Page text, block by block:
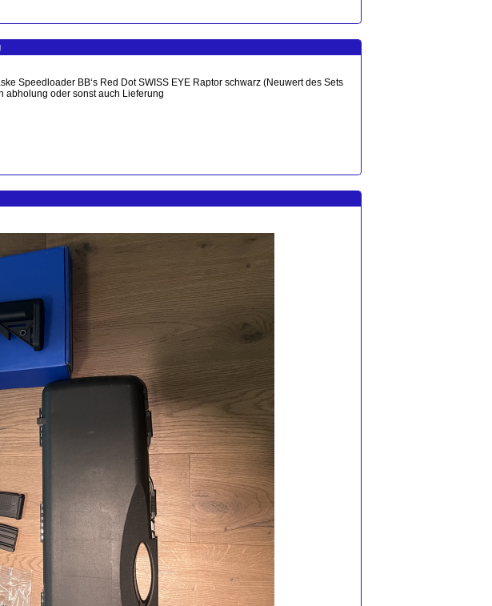
Speedloader BB‘s Red Dot SWISS EYE Raptor schwarz (Neuwert des Sets
abholung oder sonst auch Lieferung